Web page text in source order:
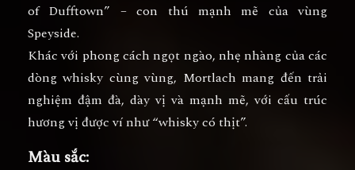
of Dufftown” – con thú mạnh mẽ của vùng
Speyside.
Khác với phong cách ngọt ngào, nhẹ nhàng của các
dòng whisky cùng vùng, Mortlach mang đến trải
nghiệm đậm đà, dày vị và mạnh mẽ, với cấu trúc
hương vị được ví như “whisky có thịt”.
Màu sắc: